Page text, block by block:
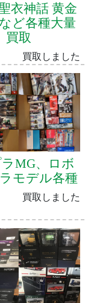
衣神話 黄金
ど各種大量
買取
買取しました
MG、ロボ
モデル各種
買取しました